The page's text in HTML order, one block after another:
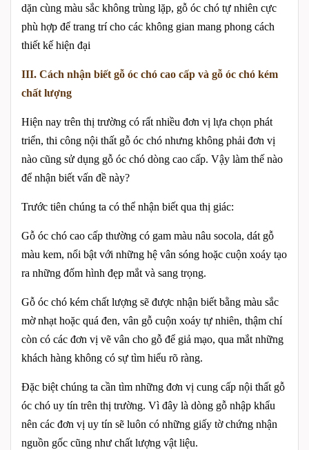
dặn cùng màu sắc không trùng lặp, gỗ óc chó tự nhiên cực
phù hợp để trang trí cho các không gian mang phong cách
thiết kế hiện đại
III. Cách nhận biết gỗ óc chó cao cấp và gỗ óc chó kém
chất lượng
Hiện nay trên thị trường có rất nhiều đơn vị lựa chọn phát
triển, thi công nội thất gỗ óc chó nhưng không phải đơn vị
nào cũng sử dụng gỗ óc chó dòng cao cấp. Vậy làm thế nào
để nhận biết vấn đề này?
Trước tiên chúng ta có thể nhận biết qua thị giác:
Gỗ óc chó cao cấp thường có gam màu nâu socola, dát gỗ
màu kem, nổi bật với những hệ vân sóng hoặc cuộn xoáy tạo
ra những đốm hình đẹp mắt và sang trọng.
Gỗ óc chó kém chất lượng sẽ được nhận biết bằng màu sắc
mờ nhạt hoặc quá đen, vân gỗ cuộn xoáy tự nhiên, thậm chí
còn có các đơn vị vẽ vân cho gỗ để giả mạo, qua mắt những
khách hàng không có sự tìm hiểu rõ ràng.
Đặc biệt chúng ta cần tìm những đơn vị cung cấp nội thất gỗ
óc chó uy tín trên thị trường. Vì đây là dòng gỗ nhập khẩu
nên các đơn vị uy tín sẽ luôn có những giấy tờ chứng nhận
nguồn gốc cũng như chất lượng vật liệu.